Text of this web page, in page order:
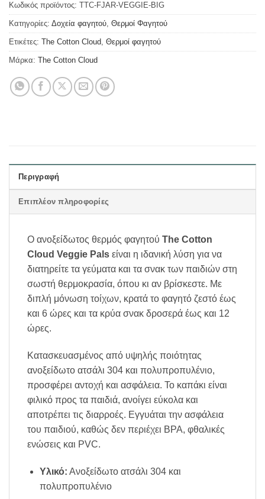
Κωδικός προϊόντος: TTC-FJAR-VEGGIE-BIG
Κατηγορίες: Δοχεία φαγητού, Θερμοί Φαγητού
Ετικέτες: The Cotton Cloud, Θερμοί φαγητού
Μάρκα: The Cotton Cloud
Περιγραφή
Επιπλέον πληροφορίες
Ο ανοξείδωτος θερμός φαγητού The Cotton
Cloud Veggie Pals είναι η ιδανική λύση για να
διατηρείτε τα γεύματα και τα σνακ των παιδιών στη
σωστή θερμοκρασία, όπου κι αν βρίσκεστε. Με
διπλή μόνωση τοίχων, κρατά το φαγητό ζεστό έως
και 6 ώρες και τα κρύα σνακ δροσερά έως και 12
ώρες.
Κατασκευασμένος από υψηλής ποιότητας
ανοξείδωτο ατσάλι 304 και πολυπροπυλένιο,
προσφέρει αντοχή και ασφάλεια. Το καπάκι είναι
φιλικό προς τα παιδιά, ανοίγει εύκολα και
αποτρέπει τις διαρροές. Εγγυάται την ασφάλεια
του παιδιού, καθώς δεν περιέχει BPA, φθαλικές
ενώσεις και PVC.
Υλικό: Ανοξείδωτο ατσάλι 304 και
πολυπροπυλένιο